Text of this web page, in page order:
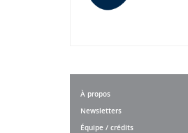
À propos
Newsletters
Équipe / crédits